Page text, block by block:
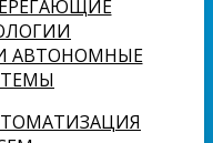
АВТОНОМНЫЕ